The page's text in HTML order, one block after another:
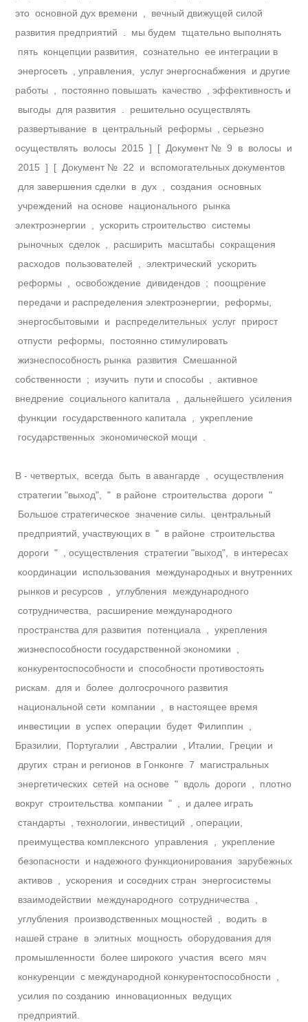
это основной дух времени , вечный движущей силой
развития предприятий . мы будем тщательно выполнять
пять концепции развития, сознательно ее интеграции в
энергосеть , управления, услуг энергоснабжения и другие
работы , постоянно повышать качество , эффективность и
выгоды для развития . решительно осуществлять
развертывание в центральный реформы , серьезно
осуществлять волосы 2015 ] [ Документ № 9 в волосы и
2015 ] [ Документ № 22 и вспомогательных документов
для завершения сделки в дух , создания основных
учреждений на основе национального рынка
электроэнергии , ускорить строительство системы
рыночных сделок , расширить масштабы сокращения
расходов пользователей , электрический ускорить
реформы , освобождение дивидендов ; поощрение
передачи и распределения электроэнергии, реформы,
энергосбытовыми и распределительных услуг прирост
отпусти реформы, постоянно стимулировать
жизнеспособность рынка развития Смешанной
собственности ; изучить пути и способы , активное
внедрение социального капитала , дальнейшего усиления
функции государственного капитала , укрепление
государственных экономической мощи .
В - четвертых, всегда быть в авангарде , осуществления
стратегии "выход", " в районе строительства дороги "
Большое стратегическое значение силы. центральный
предприятий, участвующих в " в районе строительства
дороги " , осуществления стратегии "выход", в интересах
координации использования международных и внутренних
рынков и ресурсов , углубления международного
сотрудничества, расширение международного
пространства для развития потенциала , укрепления
жизнеспособности государственной экономики ,
конкурентоспособности и способности противостоять
рискам. для и более долгосрочного развития
национальной сети компании , в настоящее время
инвестиции в успех операции будет Филиппин ,
Бразилии, Португалии , Австралии , Италии, Греции и
других стран и регионов в Гонконге 7 магистральных
энергетических сетей на основе " вдоль дороги , плотно
вокруг строительства компании " , и далее играть
стандарты , технологии, инвестиций , операции,
преимущества комплексного управления , укрепление
безопасности и надежного функционирования зарубежных
активов , ускорения и соседних стран энергосистемы
взаимодействии международного сотрудничества ,
углубления производственных мощностей , водить в
нашей стране в элитных мощность оборудования для
промышленности более широкого участия всего мяч
конкуренции с международной конкурентоспособности ,
усилия по созданию инновационных ведущих
предприятий.